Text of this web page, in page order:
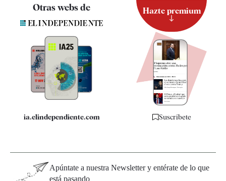
Quiénes somos
Especificaciones
Otras webs de
ia.elindependiente.com
Hazte premium
Suscríbete
Apúntate a nuestra Newsletter y entérate de lo que
está pasando